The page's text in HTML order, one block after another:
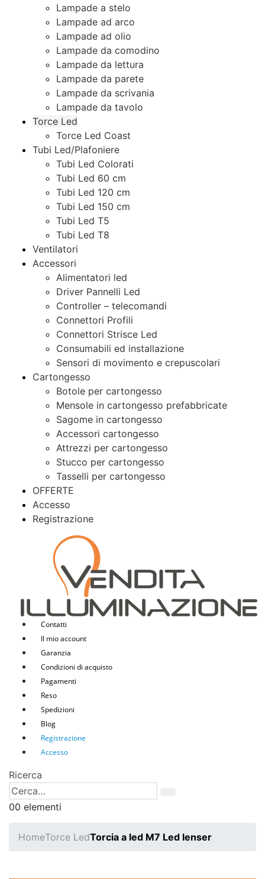
Lampade a stelo
Lampade ad arco
Lampade ad olio
Lampade da comodino
Lampade da lettura
Lampade da parete
Lampade da scrivania
Lampade da tavolo
Torce Led
Torce Led Coast
Tubi Led/Plafoniere
Tubi Led Colorati
Tubi Led 60 cm
Tubi Led 120 cm
Tubi Led 150 cm
Tubi Led T5
Tubi Led T8
Ventilatori
Accessori
Alimentatori led
Driver Pannelli Led
Controller – telecomandi
Connettori Profili
Connettori Strisce Led
Consumabili ed installazione
Sensori di movimento e crepuscolari
Cartongesso
Botole per cartongesso
Mensole in cartongesso prefabbricate
Sagome in cartongesso
Accessori cartongesso
Attrezzi per cartongesso
Stucco per cartongesso
Tasselli per cartongesso
OFFERTE
Accesso
Registrazione
Contatti
Il mio account
Garanzia
Condizioni di acquisto
Pagamenti
Reso
Spedizioni
Blog
Registrazione
Accesso
Ricerca
00 elementi
HomeTorce LedTorcia a led M7 Led lenser